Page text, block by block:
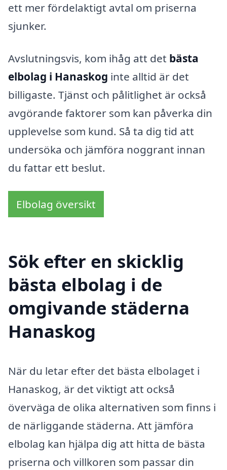
ett mer fördelaktigt avtal om priserna
sjunker.
Avslutningsvis, kom ihåg att det bästa
elbolag i Hanaskog inte alltid är det
billigaste. Tjänst och pålitlighet är också
avgörande faktorer som kan påverka din
upplevelse som kund. Så ta dig tid att
undersöka och jämföra noggrant innan
du fattar ett beslut.
Elbolag översikt
Sök efter en skicklig
bästa elbolag i de
omgivande städerna
Hanaskog
När du letar efter det bästa elbolaget i
Hanaskog, är det viktigt att också
överväga de olika alternativen som finns i
de närliggande städerna. Att jämföra
elbolag kan hjälpa dig att hitta de bästa
priserna och villkoren som passar din